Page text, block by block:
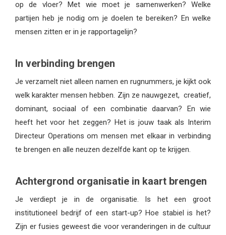
op de vloer? Met wie moet je samenwerken? Welke
partijen heb je nodig om je doelen te bereiken? En welke
mensen zitten er in je rapportagelijn?
In verbinding brengen
Je verzamelt niet alleen namen en rugnummers, je kijkt ook
welk karakter mensen hebben. Zijn ze nauwgezet, creatief,
dominant, sociaal of een combinatie daarvan? En wie
heeft het voor het zeggen? Het is jouw taak als Interim
Directeur Operations om mensen met elkaar in verbinding
te brengen en alle neuzen dezelfde kant op te krijgen.
Achtergrond organisatie in kaart brengen
Je verdiept je in de organisatie. Is het een groot
institutioneel bedrijf of een start-up? Hoe stabiel is het?
Zijn er fusies geweest die voor veranderingen in de cultuur